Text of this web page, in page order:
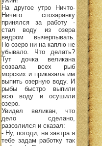
На другое утро Ничто-
Ничего спозаранку
принялся за работу -
стал воду из озера
ведром вычерпывать.
Но озеро ни на каплю не
убывало. Что делать?
Тут дочка великана
созвала всех рыб
морских и приказала им
выпить озерную воду. И
рыбы быстро выпили
всю воду и осушили
озеро.
Увидел великан, что
дело сделано,
разозлился и сказал:
- Ну, погоди, на завтра я
тебе задам работку так